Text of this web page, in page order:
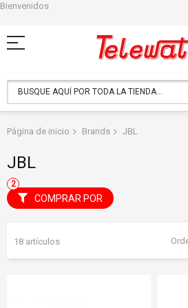
Bienvenidos
al
contenido
Página de inicio Brands JBL
JBL
18 artículos
COMPRAR POR